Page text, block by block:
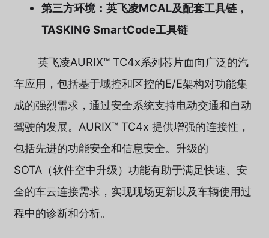
第三方环境：英飞凌MCAL及配套工具链，
TASKING SmartCode工具链
英飞凌AURIX™ TC4x系列芯片面向广泛的汽
车应用，包括基于域控和区控的E/E架构对功能集
成的强烈需求，通过安全系统支持电动交通和自动
驾驶的发展。AURIX™ TC4x 提供增强的连接性，
包括先进的功能安全和信息安全。升级的
SOTA（软件空中升级）功能有助于满足快速、安
全的车云连接需求，实现现场更新以及车辆使用过
程中的诊断和分析。